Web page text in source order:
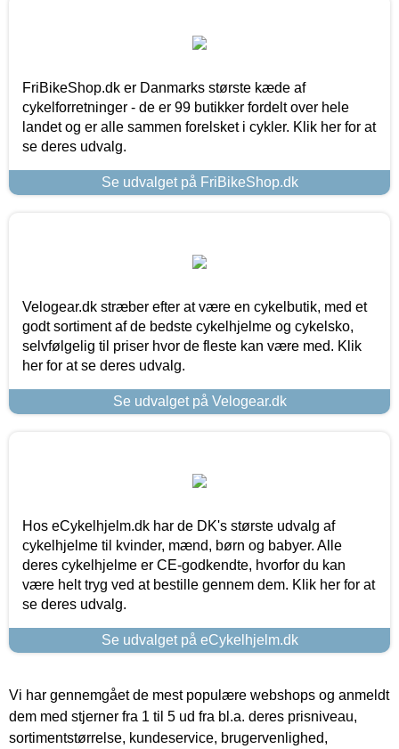
FriBikeShop.dk er Danmarks største kæde af
cykelforretninger - de er 99 butikker fordelt over hele
landet og er alle sammen forelsket i cykler. Klik her for at
se deres udvalg.
Se udvalget på FriBikeShop.dk
Velogear.dk stræber efter at være en cykelbutik, med et
godt sortiment af de bedste cykelhjelme og cykelsko,
selvfølgelig til priser hvor de fleste kan være med. Klik
her for at se deres udvalg.
Se udvalget på Velogear.dk
Hos eCykelhjelm.dk har de DK's største udvalg af
cykelhjelme til kvinder, mænd, børn og babyer. Alle
deres cykelhjelme er CE-godkendte, hvorfor du kan
være helt tryg ved at bestille gennem dem. Klik her for at
se deres udvalg.
Se udvalget på eCykelhjelm.dk
Vi har gennemgået de mest populære webshops og anmeldt
dem med stjerner fra 1 til 5 ud fra bl.a. deres prisniveau,
sortimentstørrelse, kundeservice, brugervenlighed,